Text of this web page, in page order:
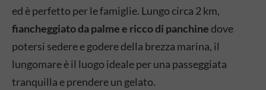
ed è perfetto per le famiglie. Lungo circa 2 km,
fiancheggiato da palme e ricco di panchinedove
potersi sedere e godere della brezza marina, il
lungomare è il luogo ideale per una passeggiata
tranquilla e prendere un gelato.